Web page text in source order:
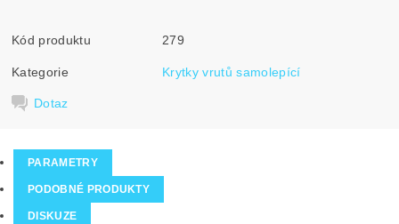
Kód produktu 279
Kategorie Krytky vrutů samolepící
Dotaz
PARAMETRY
PODOBNÉ PRODUKTY
DISKUZE